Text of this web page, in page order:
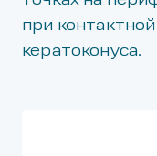
при
кератоконуса.